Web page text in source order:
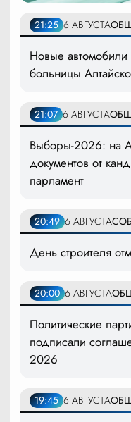
21:25 6 АВГУСТА
Новые автомобили
больницы
21:07 6 АВГУСТА
Выборы-2026: на
документов от
парламент
20:49 6 АВГУСТА
День строителя
20:00 6 АВГУСТА
Политические
подписали
2026
19:45 6 АВГУСТА